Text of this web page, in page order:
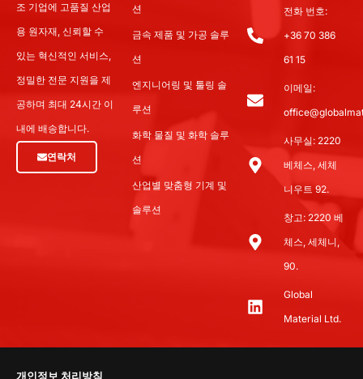
조 기업에 고품질 산업
용 원자재, 신뢰할 수
있는 혁신적인 서비스,
정밀한 전문 지원을 제
공하며 최대 24시간 이
내에 배송합니다.
연락처
션
금속 제품 및 가공 솔루
션
엔지니어링 및 툴링 솔
루션
화학 물질 및 화학 솔루
션
산업별 맞춤형 기계 및
솔루션
전화 번호:
+36 70 386
61 15
이메일:
사무실: 2220
베체스, 세체
니우트 92.
창고: 2220 베
체스, 세체니,
90.
Global
Material Ltd.
개인정보 처리방침